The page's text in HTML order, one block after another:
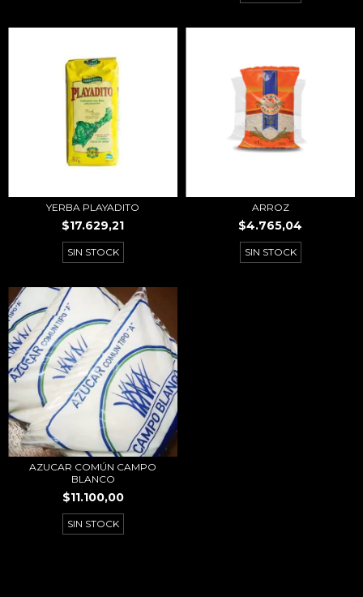
YERBA PLAYADITO
$17.629,21
SIN STOCK
ARROZ
$4.765,04
SIN STOCK
AZUCAR COMÚN CAMPO
BLANCO
$11.100,00
SIN STOCK